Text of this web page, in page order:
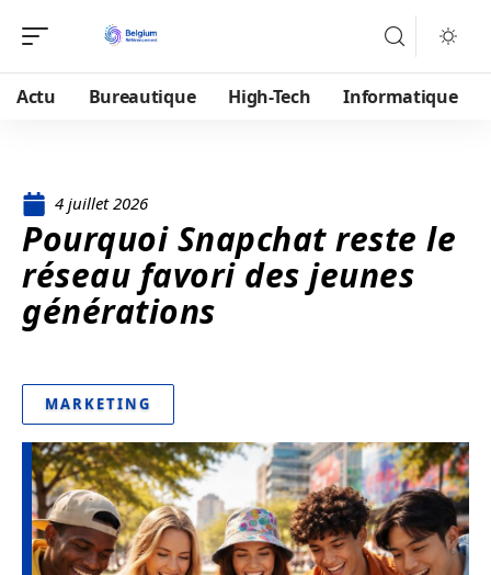
Actu Bureautique High-Tech Informatique
4 juillet 2026
Pourquoi Snapchat reste le
réseau favori des jeunes
générations
MARKETING